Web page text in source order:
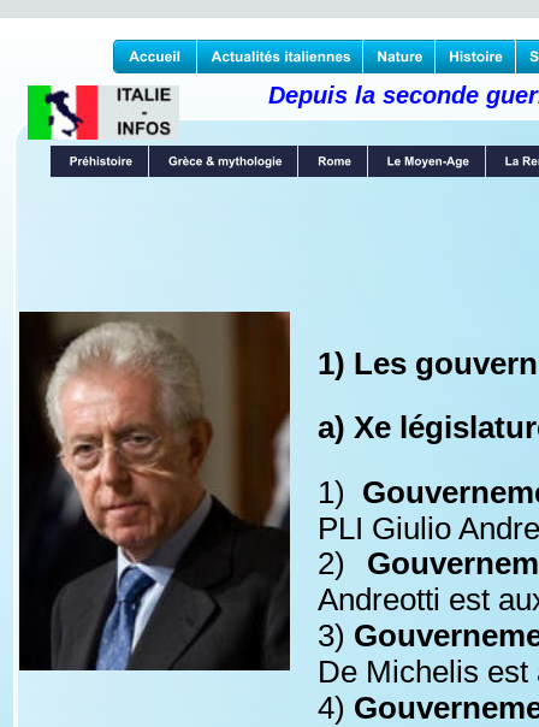
Depuis la seconde
1) Les
a) Xe
1)
PLI Giulio
2)
Andreotti est
3)
De Michelis est
4)